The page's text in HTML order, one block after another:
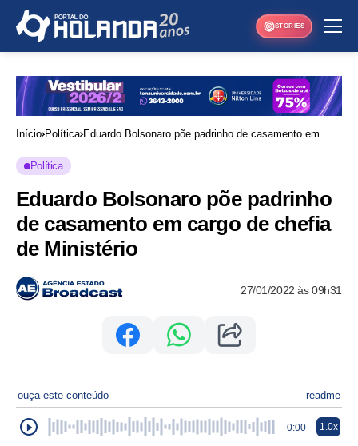
STORIES
Início Política Eduardo Bolsonaro põe padrinho de casamento em
Política
Eduardo Bolsonaro põe padrinho
de casamento em cargo de chefia
de Ministério
27/01/2022 às 09h31
ouça este conteúdo readme
0:00 1.0x